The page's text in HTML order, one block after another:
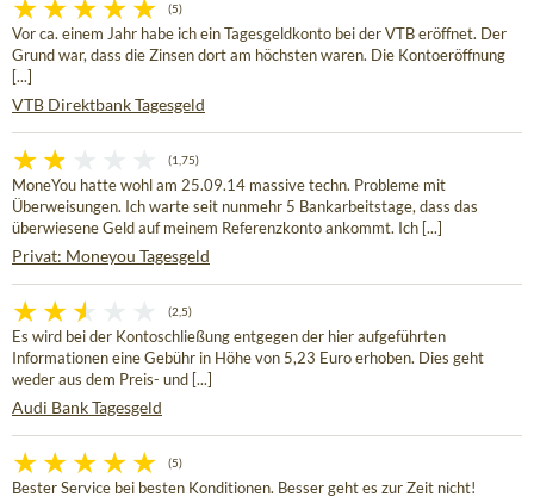
(5)
Vor ca. einem Jahr habe ich ein Tagesgeldkonto bei der VTB eröffnet. Der
Grund war, dass die Zinsen dort am höchsten waren. Die Kontoeröffnung
[...]
VTB Direktbank Tagesgeld
(1,75)
MoneYou hatte wohl am 25.09.14 massive techn. Probleme mit
Überweisungen. Ich warte seit nunmehr 5 Bankarbeitstage, dass das
überwiesene Geld auf meinem Referenzkonto ankommt. Ich [...]
Privat: Moneyou Tagesgeld
(2,5)
Es wird bei der Kontoschließung entgegen der hier aufgeführten
Informationen eine Gebühr in Höhe von 5,23 Euro erhoben. Dies geht
weder aus dem Preis- und [...]
Audi Bank Tagesgeld
(5)
Bester Service bei besten Konditionen. Besser geht es zur Zeit nicht!